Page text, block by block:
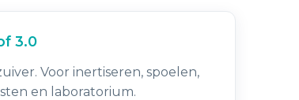
3.0
Voor inertiseren, spoelen,
en laboratorium.